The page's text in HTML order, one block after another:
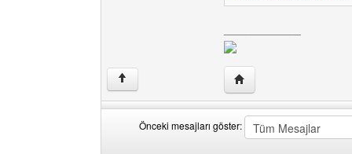
↑ Yazarın web sitesini
Önceki mesajları göster: